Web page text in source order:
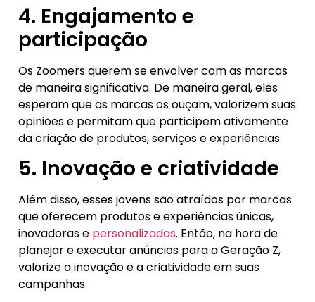
4. Engajamento e
participação
Os Zoomers querem se envolver com as marcas
de maneira significativa. De maneira geral, eles
esperam que as marcas os ouçam, valorizem suas
opiniões e permitam que participem ativamente
da criação de produtos, serviços e experiências.
5. Inovação e criatividade
Além disso, esses jovens são atraídos por marcas
que oferecem produtos e experiências únicas,
inovadoras e personalizadas. Então, na hora de
planejar e executar anúncios para a Geração Z,
valorize a inovação e a criatividade em suas
campanhas.